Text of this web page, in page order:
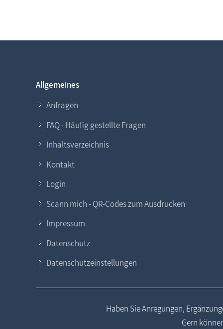
Allgemeines
Anfragen
FAQ - Häufig gestellte Fragen
Inhaltsverzeichnis
Kontakt
Login
Scann mich - QR-Codes zum Ausdrucken
Impressum
Datenschutz
Datenschutzeinstellungen
Haben Sie Anregungen,
Gern